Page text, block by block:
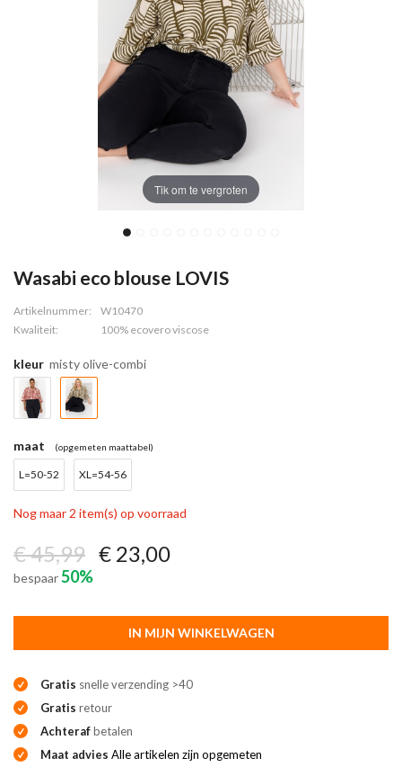
Tik om te vergroten
Wasabi eco blouse LOVIS
Artikelnummer:
W10470
Kwaliteit:
100% ecovero viscose
kleur misty olive-combi
maat (opgemeten maattabel)
L=50-52 XL=54-56
Nog maar 2 item(s) op voorraad
€ 45,99 € 23,00
bespaar50%
IN MIJN WINKELWAGEN
Gratis snelle verzending >40
Gratis retour
Achterafbetalen
Maat advies Alle artikelen zijn opgemeten